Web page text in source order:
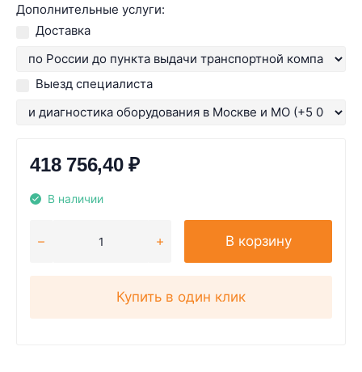
Дополнительные услуги:
Доставка
Выезд специалиста
418 756,40₽
В наличии
В корзину
Купить в один клик